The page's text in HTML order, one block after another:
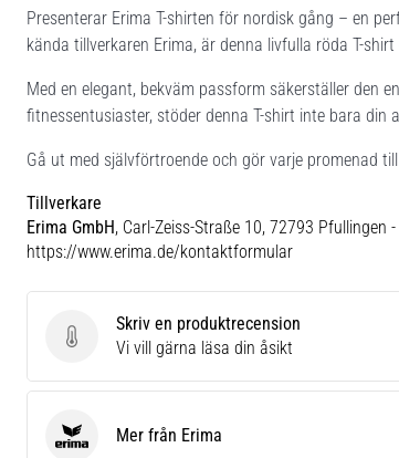
Presenterar Erima T-shirten för nordisk gång – en
kända tillverkaren Erima, är denna livfulla röda T-
Med en elegant, bekväm passform säkerställer den
fitnessentusiaster, stöder denna T-shirt inte bara
Gå ut med självförtroende och gör varje promenad
Tillverkare
Erima GmbH, Carl-Zeiss-Straße 10, 72793 Pfullingen -
https://www.erima.de/kontaktformular
Skriv en produktrecension
Skriv en produktrecension
Vi vill gärna läsa din åsikt
Erima Mer från Erima